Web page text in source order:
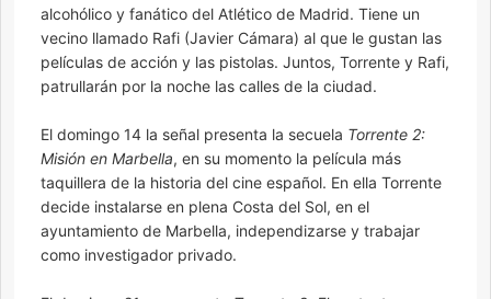
alcohólico y fanático del Atlético de Madrid. Tiene un
vecino llamado Rafi (Javier Cámara) al que le gustan las
películas de acción y las pistolas. Juntos, Torrente y Rafi,
patrullarán por la noche las calles de la ciudad.
El domingo 14 la señal presenta la secuela Torrente 2:
Misión en Marbella, en su momento la película más
taquillera de la historia del cine español. En ella Torrente
decide instalarse en plena Costa del Sol, en el
ayuntamiento de Marbella, independizarse y trabajar
como investigador privado.